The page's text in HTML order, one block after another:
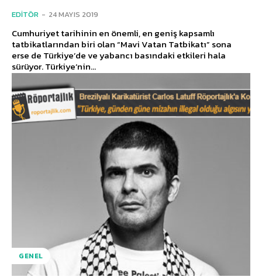
EDITÖR - 24 MAYIS 2019
Cumhuriyet tarihinin en önemli, en geniş kapsamlı
tatbikatlarından biri olan “Mavi Vatan Tatbikatı” sona
erse de Türkiye’de ve yabancı basındaki etkileri hala
sürüyor. Türkiye’nin...
GENEL